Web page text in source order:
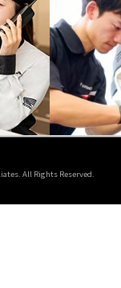
All Rights Reserved.